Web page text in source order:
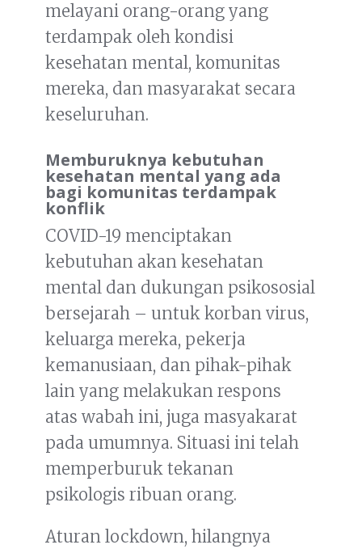
melayani orang-orang yang
terdampak oleh kondisi
kesehatan mental, komunitas
mereka, dan masyarakat secara
keseluruhan.
Memburuknya kebutuhan
kesehatan mental yang ada
bagi komunitas terdampak
konflik
COVID-19 menciptakan
kebutuhan akan kesehatan
mental dan dukungan psikososial
bersejarah – untuk korban virus,
keluarga mereka, pekerja
kemanusiaan, dan pihak-pihak
lain yang melakukan respons
atas wabah ini, juga masyakarat
pada umumnya. Situasi ini telah
memperburuk tekanan
psikologis ribuan orang.
Aturan lockdown, hilangnya